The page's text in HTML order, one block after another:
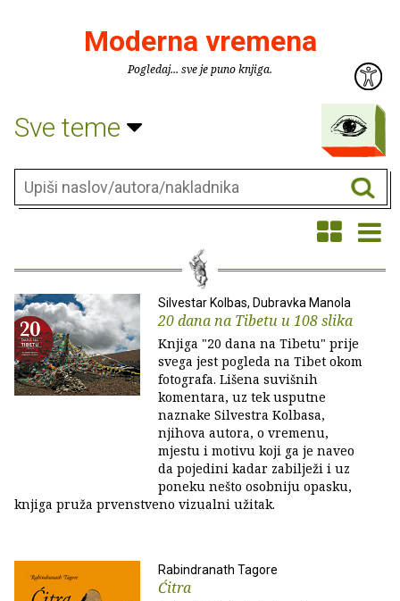
Moderna vremena
Pogledaj... sve je puno knjiga.
Sve teme
Silvestar Kolbas, Dubravka Manola
20 dana na Tibetu u 108 slika
Knjiga "20 dana na Tibetu" prije
svega jest pogleda na Tibet okom
fotografa. Lišena suvišnih
komentara, uz tek usputne
naznake Silvestra Kolbasa,
njihova autora, o vremenu,
mjestu i motivu koji ga je naveo
da pojedini kadar zabilježi i uz
poneku nešto osobniju opasku,
knjiga pruža prvenstveno vizualni užitak.
Rabindranath Tagore
Ćitra